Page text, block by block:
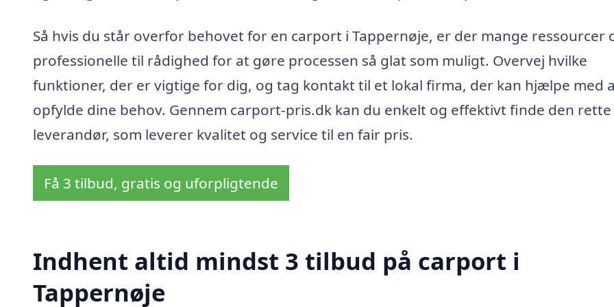
Så hvis du står overfor behovet for en carport i Tappernøje, er der mange ressourcer
professionelle til rådighed for at gøre processen så glat som muligt. Overvej hvilke
funktioner, der er vigtige for dig, og tag kontakt til et lokal firma, der kan hjælpe med
opfylde dine behov. Gennem carport-pris.dk kan du enkelt og effektivt finde den rette
leverandør, som leverer kvalitet og service til en fair pris.
Få 3 tilbud, gratis og uforpligtende
Indhent altid mindst 3 tilbud på carport i
Tappernøje